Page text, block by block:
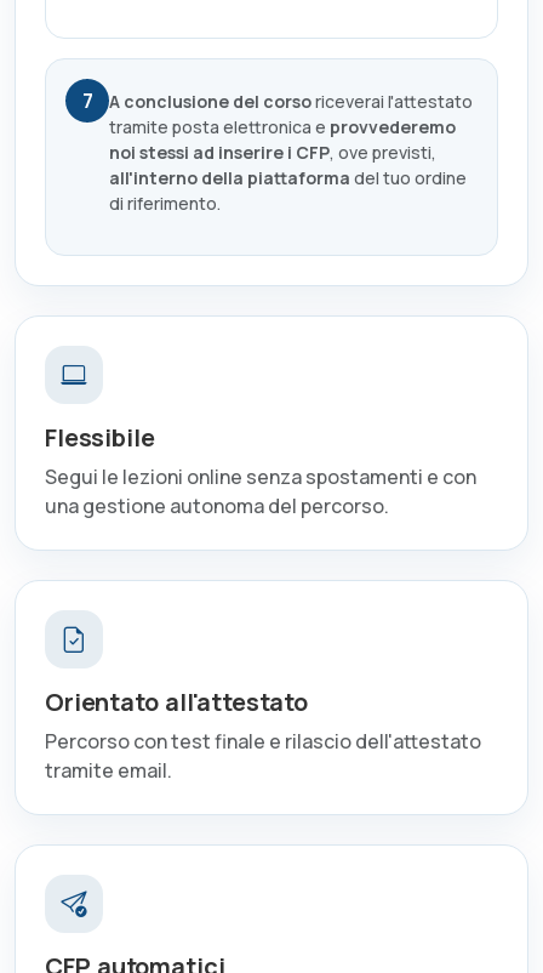
7 A conclusione del corsoriceverai l'attestato
tramite posta elettronica e provvederemo
noi stessi ad inserire i CFP, ove previsti,
all'interno della piattaforma del tuo ordine
di riferimento.
Flessibile
Segui le lezioni online senza spostamenti e con
una gestione autonoma del percorso.
Orientato all'attestato
Percorso con test finale e rilascio dell'attestato
tramite email.
CFP automatici